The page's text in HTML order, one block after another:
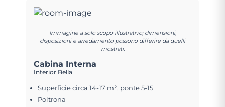
Immagine a solo scopo illustrativo; dimensioni,
disposizioni e arredamento possono differire da quelli
mostrati.
Cabina Interna
Interior Bella
Superficie circa 14-17 m², ponte 5-15
Poltrona